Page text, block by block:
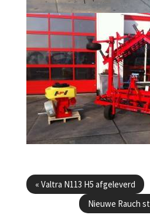
« Valtra N113 H5 afgeleverd
Nieuwe Rauch